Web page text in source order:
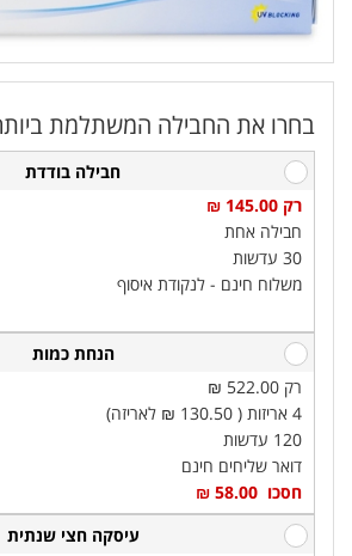
בחרו את החבילה המשתלמת
חבילה בודדת
רק 145.00 ₪‎
חבילה אחת
30 עדשות
משלוח חינם - לנקודת איסוף
הנחת כמות
רק 522.00 ₪‎
4 אריזות ( 130.50 ₪‎ לאריזה)
120 עדשות
דואר שליחים חינם
חסכו 58.00 ₪‎
עיסקה חצי שנתית